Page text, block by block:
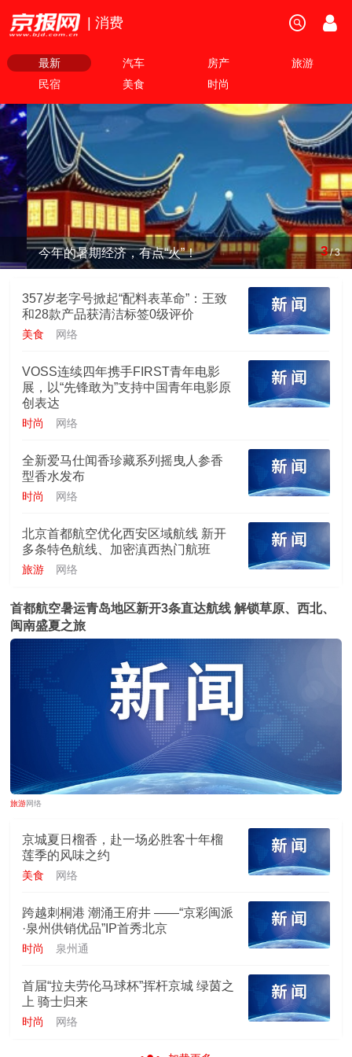
| 消费
最新 汽车 房产
旅游
民宿
美食 时尚
今年的暑期经济，有点“火”！ 3/3
357岁老字号掀起“配料表革命”：王致
和28款产品获清洁标签0级评价
美食 网络
VOSS连续四年携手FIRST青年电影
展，以“先锋敢为”支持中国青年电影原
创表达
时尚 网络
全新爱马仕闻香珍藏系列摇曳人参香
型香水发布
时尚 网络
北京首都航空优化西安区域航线 新开
多条特色航线、加密滇西热门航班
旅游 网络
首都航空暑运青岛地区新开3条直达航线 解锁草原、西北、
闽南盛夏之旅
旅游网络
京城夏日榴香，赴一场必胜客十年榴
莲季的风味之约
美食 网络
跨越刺桐港 潮涌王府井 ——“京彩闽派
·泉州供销优品”IP首秀北京
时尚 泉州通
首届“拉夫劳伦马球杯”挥杆京城 绿茵之
上 骑士归来
时尚 网络